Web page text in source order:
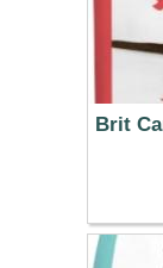
Brit